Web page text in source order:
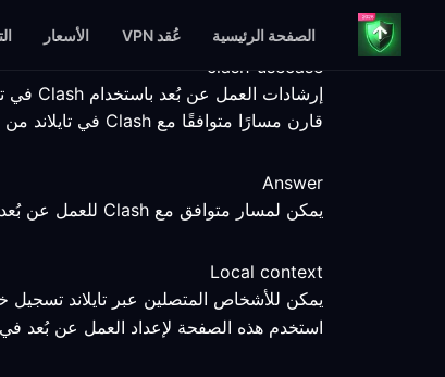
الصفحة الرئيسية عُقد VPN الأسعار
clash-usecase
إرشادات العمل عن بُعد باستخدام Clash في تايلاند
قارن مسارًا متوافقًا مع Clash في تايلاند من خلال خطوات إعداد قابلة للقياس، وحقائق عن المنصات، وحدود واضحة للخدمة.
Answer
يمكن لمسار متوافق مع Clash للعمل عن بُعد في تايلاند مساعدتك في مقارنة اتصال محدد، لكن تظل نقطة النهاية والعميل والخدمة والشبكة المحلية عوامل تحدد النتيجة.
Local context
يمكن للأشخاص المتصلين عبر تايلاند تسجيل
استخدم هذه الصفحة لإعداد العمل عن بُعد في